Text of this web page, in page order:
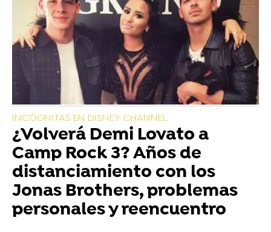
INCÓGNITAS EN DISNEY CHANNEL
¿Volverá Demi Lovato a
Camp Rock 3? Años de
distanciamiento con los
Jonas Brothers, problemas
personales y reencuentro